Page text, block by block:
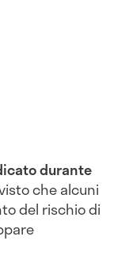
durante
che alcuni
del rischio di